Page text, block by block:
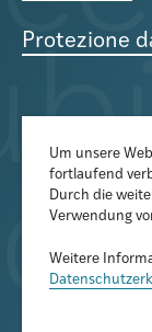
Protezione
Der
aktuelle
Um unsere
fortlaufend
Durch die
Verwendung
Weitere